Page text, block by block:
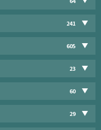
241
605
23
60
29